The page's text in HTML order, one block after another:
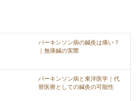
パーキンソン病の鍼灸は痛い？
｜無痛鍼の実際
パーキンソン病と東洋医学｜代
替医療としての鍼灸の可能性